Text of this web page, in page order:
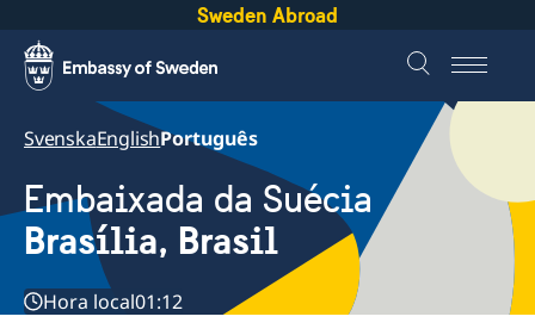
Sweden Abroad
SvenskaEnglishPortuguês
Embaixada da Suécia
Brasília, Brasil
Hora local01:12